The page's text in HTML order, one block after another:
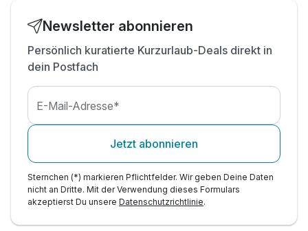
inkl. W-LAN
ACHTUNG: Familienzimmer Buchungen*
Newsletter abonnieren
Persönlich kuratierte Kurzurlaub-Deals direkt in
dein Postfach
E-Mail-Adresse*
Jetzt abonnieren
Sternchen (*) markieren Pflichtfelder. Wir geben Deine Daten
nicht an Dritte. Mit der Verwendung dieses Formulars
akzeptierst Du unsere Datenschutzrichtlinie.